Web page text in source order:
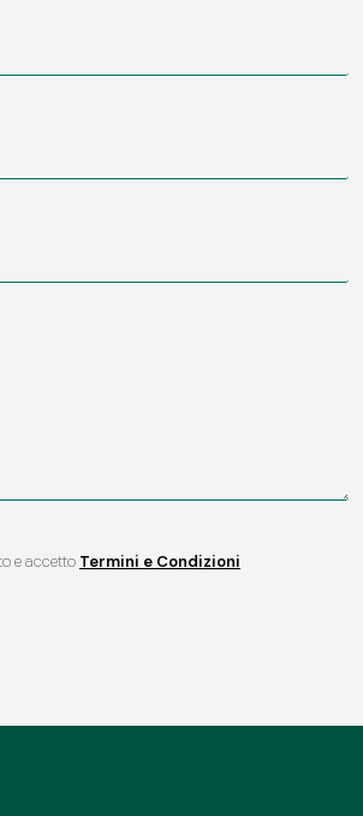
e accetto Termini e Condizioni